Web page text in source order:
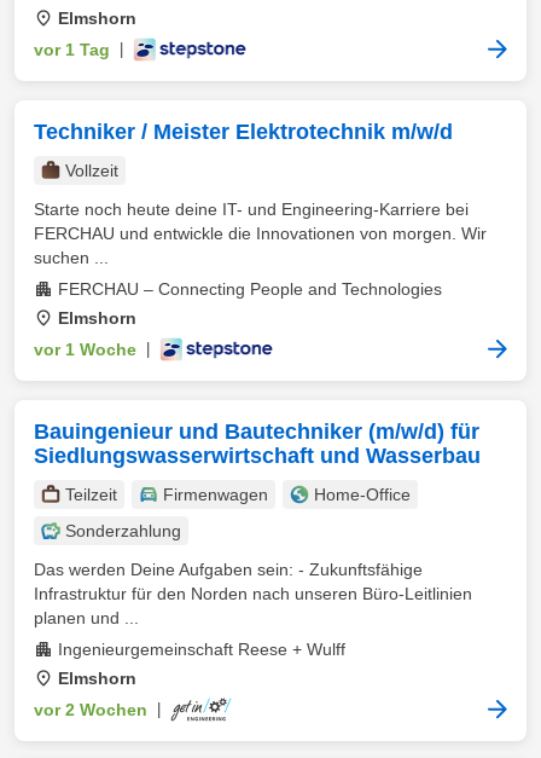
Elmshorn
vor 1 Tag
Techniker / Meister Elektrotechnik m/w/d
Vollzeit
Starte noch heute deine IT- und Engineering-Karriere bei
FERCHAU und entwickle die Innovationen von morgen. Wir
suchen ...
FERCHAU – Connecting People and Technologies
Elmshorn
vor 1 Woche
Bauingenieur und Bautechniker (m/w/d) für
Siedlungswasserwirtschaft und Wasserbau
Teilzeit Firmenwagen
Home-Office
Sonderzahlung
Das werden Deine Aufgaben sein: - Zukunftsfähige
Infrastruktur für den Norden nach unseren Büro-Leitlinien
planen und ...
Ingenieurgemeinschaft Reese + Wulff
Elmshorn
vor 2 Wochen